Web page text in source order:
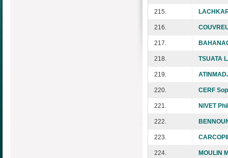
215.
216.
217.
218. TSUATA
219.
220. CERF
221. NIVET
222.
223.
224. MOULIN